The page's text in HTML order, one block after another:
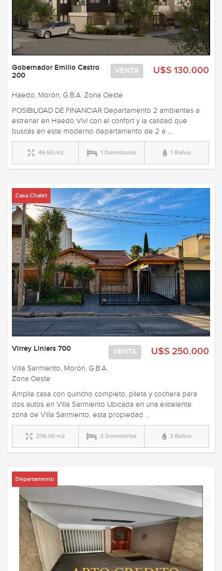
U$S 130.000
VENTA
Gobernador Emilio Castro
200
Haedo, Morón, G.B.A. Zona Oeste
POSIBILIDAD DE FINANCIAR Departamento 2 ambientes a
estrenar en Haedo Viví con el confort y la calidad que
buscás en este moderno departamento de 2 a ...
46,60 m2 1 Dormitorios 1 Baños
Casa Chalet
U$S 250.000
VENTA
Virrey Liniers 700
Villa Sarmiento, Morón, G.B.A.
Zona Oeste
Amplia casa con quincho completo, pileta y cochera para
dos autos en Villa Sarmiento Ubicada en una excelente
zona de Villa Sarmiento, esta propiedad ...
236,00 m2 2 Dormitorios 2 Baños
Departamento